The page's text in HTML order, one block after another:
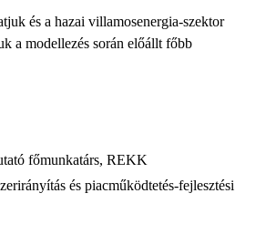
és a hazai villamosenergia-szektor
a modellezés során előállt főbb
főmunkatárs, REKK
és piacműködtetés-fejlesztési